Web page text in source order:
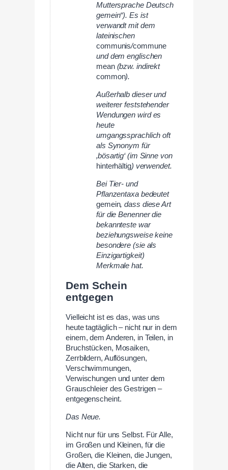
Muttersprache Deutsch
gemein“). Es ist
verwandt mit dem
lateinischen
communis/commune
und dem englischen
mean(bzw. indirekt
common).
Außerhalb dieser und
weiterer feststehender
Wendungen wird es
heute
umgangssprachlich oft
als Synonym für
‚bösartig‘ (im Sinne von
hinterhältig) verwendet.
Bei Tier- und
Pflanzentaxa bedeutet
gemein, dass diese Art
für die Benenner die
bekannteste war
beziehungsweise keine
besondere (sie als
Einzigartigkeit)
Merkmale hat.
Dem Schein
entgegen
Vielleicht ist es das, was uns
heute tagtäglich – nicht nur in dem
einem, dem Anderen, in Teilen, in
Bruchstücken, Mosaiken,
Zerrbildern, Auflösungen,
Verschwimmungen,
Verwischungen und unter dem
Grauschleier des Gestrigen –
entgegenscheint.
Das Neue.
Nicht nur für uns Selbst. Für Alle,
im Großen und Kleinen, für die
Großen, die Kleinen, die Jungen,
die Alten, die Starken, die